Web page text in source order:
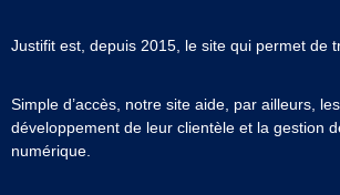
Justifit est, depuis 2015, le site qui permet de
Simple d’accès, notre site aide, par ailleurs,
développement de leur clientèle et la gestion
numérique.